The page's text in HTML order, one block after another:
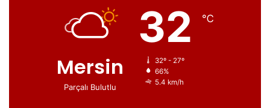
Mersin
Parçalı Bulutlu
32 ℃
32º - 27º
66%
5.4 km/h